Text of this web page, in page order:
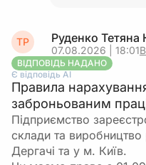
ТР Руденко Тетяна
07.08.2026 | 18:01
ВІДПОВІДЬ НАДАНО
Є відповідь АІ
Правила
заброньованим
Підприємство
склади та
Дергачі та у м. Київ.